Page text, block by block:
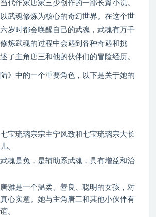
代作家唐家三少创作的一部长篇小说。
武魂修炼为核心的奇幻世界。在这个世
岁时都会唤醒自己的武魂，武魂有万千
炼武魂的过程中会遇到各种奇遇和挑
了主角唐三和他的伙伴们的冒险经历。
》中的一个重要角色，以下是关于她的
宝琉璃宗宗主宁风致和七宝琉璃宗大长
。
魂是兔，是辅助系武魂，具有增益和治
雅是一个温柔、善良、聪明的女孩，对
心实意。她与主角唐三和其他小伙伴有
。